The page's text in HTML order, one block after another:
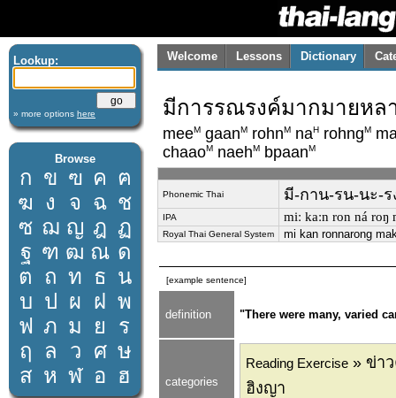
Lookup:
» more options here
Browse
ก ข ฃ ค ฅ
ฆ ง จ ฉ ช
ซ ฌ ญ ฎ ฏ
ฐ ฑ ฒ ณ ด
ต ถ ท ธ น
บ ป ผ ฝ พ
ฟ ภ ม ย
ร
ฤ
ล ว ศ ษ
ส ห ฬ อ ฮ
Welcome Lessons Dictionary
มีการรณรงค์มากมายหล
meeM gaanM rohnM naH rohngM
chaaoM naehM bpaanM
Phonemic Thai มี-กาน-รน-นะ-ร
IPA miː kaːn ron ná roŋ
Royal Thai General System mi kan ronnarong
[example sentence]
definition "There were many, varied
categories
Reading Exercise » ข่า
ฮิงญา